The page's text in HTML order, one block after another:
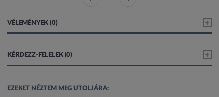
VÉLEMÉNYEK (0)
KÉRDEZZ-FELELEK (0)
EZEKET NÉZTEM MEG UTOLJÁRA: